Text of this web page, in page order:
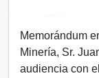
Memorándum
Minería, Sr.
audiencia con